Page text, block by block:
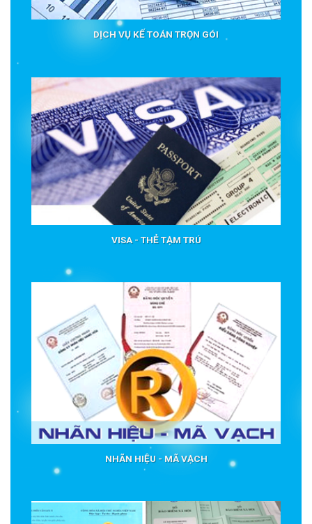
DỊCH VỤ KẾ TOÁN TRỌN GÓI
VISA - THẺ TẠM TRÚ
NHÃN HIỆU - MÃ VẠCH